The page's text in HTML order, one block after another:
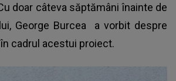
doar câteva săptămâni înainte de
George Burcea
a vorbit despre
cadrul acestui proiect.